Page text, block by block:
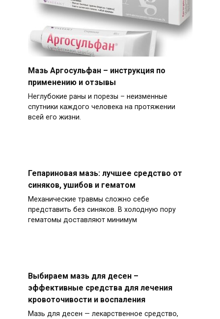
Мазь Аргосульфан – инструкция по
применению и отзывы
Неглубокие раны и порезы – неизменные
спутники каждого человека на протяжении
всей его жизни.
Гепариновая мазь: лучшее средство от
синяков, ушибов и гематом
Механические травмы сложно себе
представить без синяков. В холодную пору
гематомы доставляют минимум
Выбираем мазь для десен –
эффективные средства для лечения
кровоточивости и воспаления
Мазь для десен — лекарственное средство,